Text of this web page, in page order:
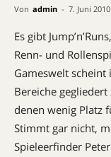
Von admin - 7. Juni 2010
Es gibt
Renn- und
Gameswelt scheint
Bereiche gegliedert
denen wenig Platz
Stimmt gar nicht,
Spieleerfinder